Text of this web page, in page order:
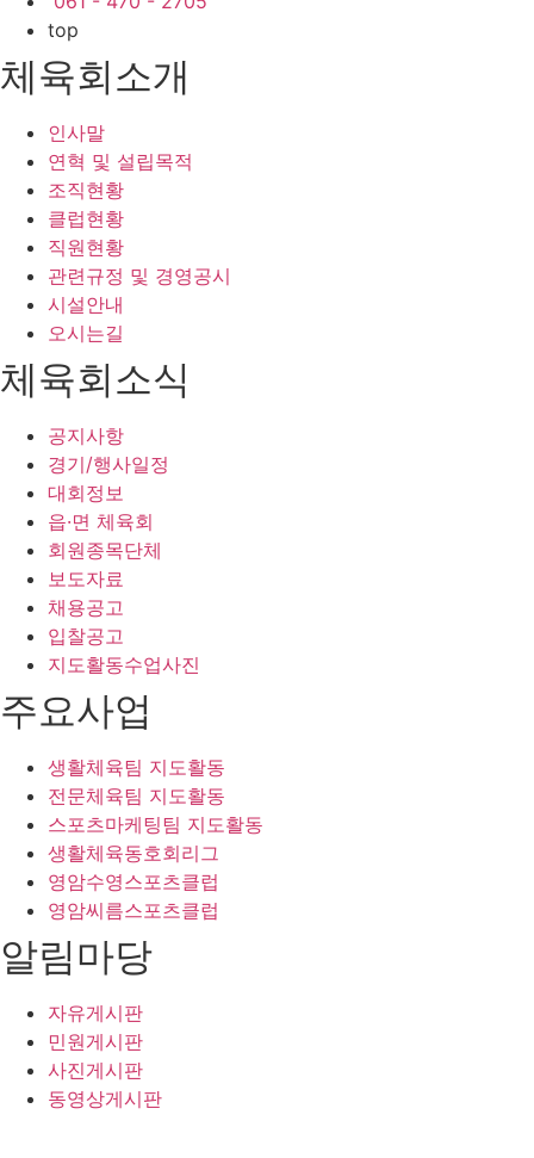
top
체육회소개
인사말
연혁 및 설립목적
조직현황
클럽현황
직원현황
관련규정 및 경영공시
시설안내
오시는길
체육회소식
공지사항
경기/행사일정
대회정보
읍·면 체육회
회원종목단체
보도자료
채용공고
입찰공고
지도활동수업사진
주요사업
생활체육팀 지도활동
전문체육팀 지도활동
스포츠마케팅팀 지도활동
생활체육동호회리그
영암수영스포츠클럽
영암씨름스포츠클럽
알림마당
자유게시판
민원게시판
사진게시판
동영상게시판